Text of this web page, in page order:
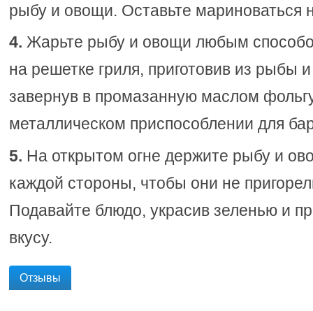
рыбу и овощи. Оставьте мариноваться
4. Жарьте рыбу и овощи любым
на решетке гриля, приготовив из
завернув в промазанную маслом
металлическом приспособлении для
5. На открытом огне держите рыбу и
каждой стороны, чтобы они не
Подавайте блюдо, украсив зеленью и
вкусу.
Отзывы